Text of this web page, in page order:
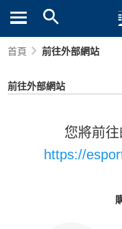
首頁 前往外部網站
前往外部網站
您將前往
https://